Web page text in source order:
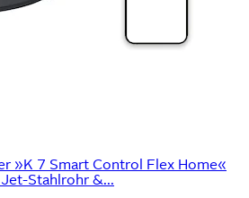
»K 7 Smart Control Flex Home«
Stahlrohr &...